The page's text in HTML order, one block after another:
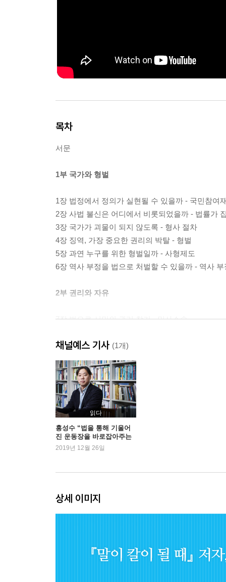
목차
서문
1부 국가와 형벌
1장 법정에서 정의가 실현될 수 있을까 - 국민참여
2장 사법 불신은 어디에서 비롯되었을까 - 법률가
3장 국가가 괴물이 되지 않도록 - 형사 절차
4장 징역, 가장 중요한 권리의 박탈 - 형벌
5장 과연 누구를 위한 형벌일까 - 사형제도
6장 역사 부정을 법으로 처벌할 수 있을까 - 역사 부
2부 권리와 자유
7장 법으로 시민의 권리 찾기 - 민사소송
9장 도덕을 법으로 강제할 수 있을까 - 법 규제의 딜
10장 노동권이 보장되어야 하는 이유 - 노동법
11장 영화에 비친 장애인 - 장애인의 권리와 법
12장 영화가 편견을 조장한다면 - 편견과 혐오표현
- 주
- 법률 용어
채널예스 기사 (1개)
읽다
홍성수 “법을 통해 기울어
진 운동장을 바로잡아주는
것”
2019년 12월 26일
상세 이미지